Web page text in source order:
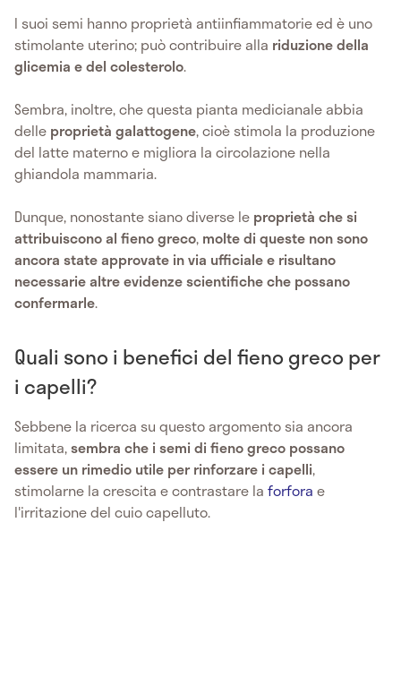
I suoi semi hanno proprietà antiinfiammatorie ed è uno
stimolante uterino; può contribuire alla riduzione della
glicemia e del colesterolo.
Sembra, inoltre, che questa pianta medicianale abbia
delle proprietà galattogene, cioè stimola la produzione
del latte materno e migliora la circolazione nella
ghiandola mammaria.
Dunque, nonostante siano diverse le proprietà che si
attribuiscono al fieno greco, molte di queste non sono
ancora state approvate in via ufficiale e risultano
necessarie altre evidenze scientifiche che possano
confermarle.
Quali sono i benefici del fieno greco per
i capelli?
Sebbene la ricerca su questo argomento sia ancora
limitata,sembra che i semi di fieno greco possano
essere un rimedio utile per rinforzare i capelli,
stimolarne la crescita e contrastare la forfora e
l'irritazione del cuio capelluto.